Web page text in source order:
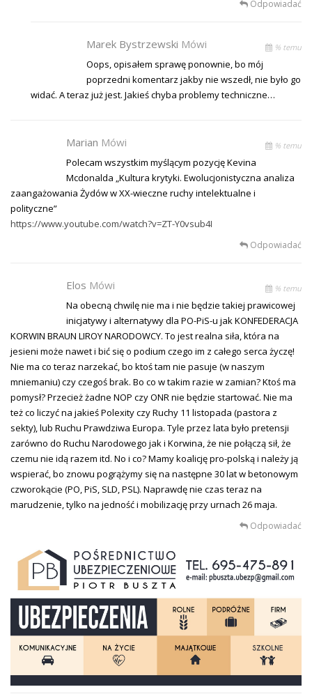
Odpowiadać
Marek Bystrzewski Mówi % temu
Oops, opisałem sprawę ponownie, bo mój
poprzedni komentarz jakby nie wszedł, nie było go
widać. A teraz już jest. Jakieś chyba problemy techniczne…
Marian Mówi % temu
Polecam wszystkim myślącym pozycję Kevina
Mcdonalda „Kultura krytyki. Ewolucjonistyczna analiza
zaangażowania Żydów w XX-wieczne ruchy intelektualne i
polityczne”
https://www.youtube.com/watch?v=ZT-Y0vsub4I
Odpowiadać
Elos Mówi % temu
Na obecną chwilę nie ma i nie będzie takiej prawicowej
inicjatywy i alternatywy dla PO-PiS-u jak KONFEDERACJA
KORWIN BRAUN LIROY NARODOWCY. To jest realna siła, która na
jesieni może nawet i bić się o podium czego im z całego serca życzę!
Nie ma co teraz narzekać, bo ktoś tam nie pasuje (w naszym
mniemaniu) czy czegoś brak. Bo co w takim razie w zamian? Ktoś ma
pomysł? Przecież żadne NOP czy ONR nie będzie startować. Nie ma
też co liczyć na jakieś Polexity czy Ruchy 11 listopada (pastora z
sekty), lub Ruchu Prawdziwa Europa. Tyle przez lata było pretensji
zarówno do Ruchu Narodowego jak i Korwina, że nie połączą sił, że
czemu nie idą razem itd. No i co? Mamy koalicję pro-polską i należy ją
wspierać, bo znowu pogrążymy się na następne 30 lat w betonowym
czworokącie (PO, PiS, SLD, PSL). Naprawdę nie czas teraz na
marudzenie, tylko na jedność i mobilizację przy urnach 26 maja.
Odpowiadać